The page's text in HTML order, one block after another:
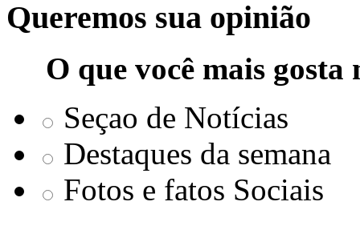
Queremos sua opinião
O que você mais
Seçao de Notícias
Destaques da semana
Fotos e fatos Sociais